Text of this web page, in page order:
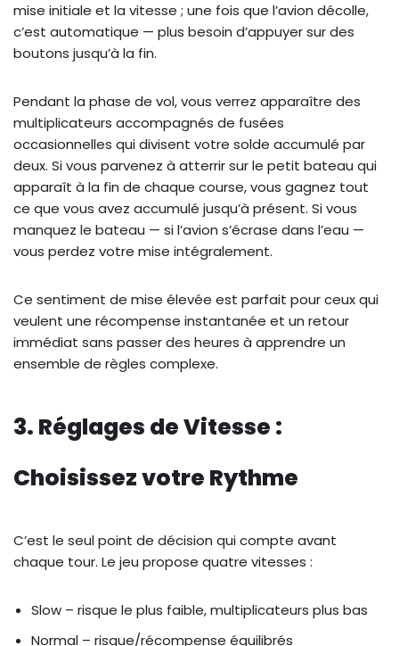
mise initiale et la vitesse ; une fois que l’avion décolle,
c’est automatique — plus besoin d’appuyer sur des
boutons jusqu’à la fin.
Pendant la phase de vol, vous verrez apparaître des
multiplicateurs accompagnés de fusées
occasionnelles qui divisent votre solde accumulé par
deux. Si vous parvenez à atterrir sur le petit bateau qui
apparaît à la fin de chaque course, vous gagnez tout
ce que vous avez accumulé jusqu’à présent. Si vous
manquez le bateau — si l’avion s’écrase dans l’eau —
vous perdez votre mise intégralement.
Ce sentiment de mise élevée est parfait pour ceux qui
veulent une récompense instantanée et un retour
immédiat sans passer des heures à apprendre un
ensemble de règles complexe.
3. Réglages de Vitesse :
Choisissez votre Rythme
C’est le seul point de décision qui compte avant
chaque tour. Le jeu propose quatre vitesses :
Slow – risque le plus faible, multiplicateurs plus bas
Normal – risque/récompense équilibrés